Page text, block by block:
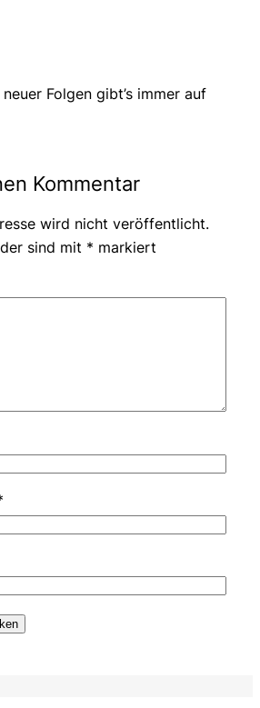
Folgen gibt’s immer auf
Kommentar
wird nicht veröffentlicht.
sind mit * markiert